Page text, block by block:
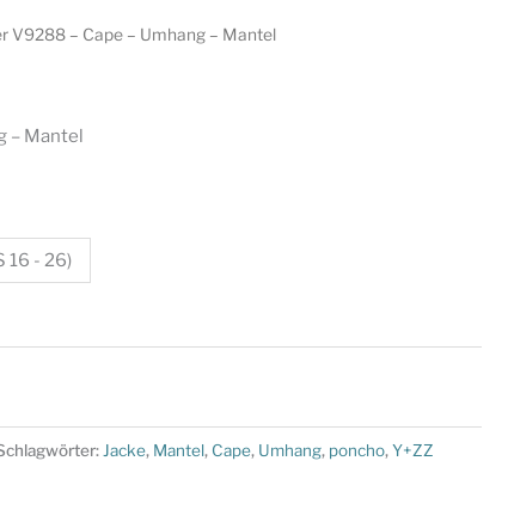
V9288 – Cape – Umhang – Mantel
– Mantel
16 - 26)
Jacke, Mantel, Cape, Umhang, poncho,Y+ZZ